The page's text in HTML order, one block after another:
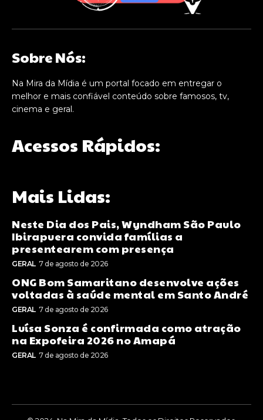
Sobre Nós:
Na Mira da Mídia é um portal focado em entregar o
melhor e mais confiável conteúdo sobre famosos, tv,
cinema e geral.
Acessos Rápidos:
Mais Lidas:
Neste Dia dos Pais, Wyndham São Paulo
Ibirapuera convida famílias a
presentearem com presença
GERAL 7 de agosto de 2026
ONG Bom Samaritano desenvolve ações
voltadas à saúde mental em Santo André
GERAL 7 de agosto de 2026
Luísa Sonza é confirmada como atração
na Expofeira 2026 no Amapá
GERAL 7 de agosto de 2026